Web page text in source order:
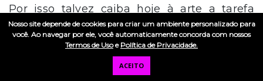
Por isso talvez caiba hoje à arte a tarefa
bastante simples, mas tão difícil, de dizer
exatamente o contrário: “O que você está
vendo NÃO é o que você está vendo”. Ou
seja, sonhar. Ou, como diz a letra da canção,
Nosso site depende de cookies para criar um ambiente personalizado para
você. Ao navegar por ele, você automaticamente concorda com nossos
Termos de Usoe Política de Privacidade.
ACEITO